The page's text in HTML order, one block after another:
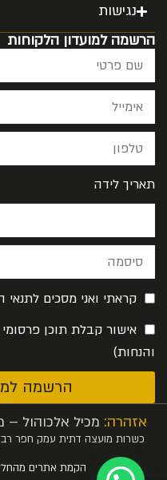
נגישות
הרשמה למועדון הלקוחות
תאריך לידה
קראתי ואני מסכים
אישור קבלת תוכן
והנחות)
הרשמה
אזהרה: מכיל אלכוהול
כשרות מועצה דתית עמק חפר רב
הקמת אתרים